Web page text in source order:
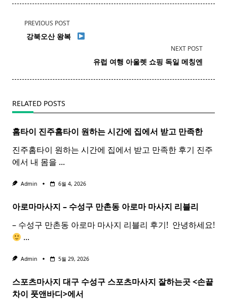
<span
class="nav-
text">Page</span>
PREVIOUS POST
강북오산 왕복 ​ ​
NEXT POST
유럽 여행 아울렛 쇼핑 독일 메칭엔
RELATED POSTS
홈타이 진주홈타이 원하는 시간에 집에서 받고 만족한
진주홈타이 원하는 시간에 집에서 받고 만족한 후기 진주
에서 내 몸을 ...
Admin 6월 4, 2026
아로마마사지 – 수성구 만촌동 아로마 마사지 리블리
– 수성구 만촌동 아로마 마사지 리블리 후기! ​ 안녕하세요!
...
Admin 5월 29, 2026
스포츠마사지 대구 수성구 스포츠마사지 잘하는곳 <손끝
차이 풋앤바디>에서